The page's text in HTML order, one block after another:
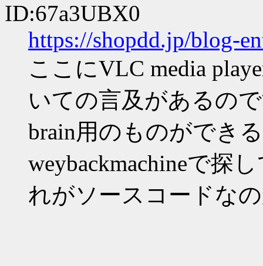
ID:67a3UBX0
https://shopdd.jp/blog-
ここにVLC media
いての言及があるの
brain用のものができ
weybackmachineで探
れがソースコードな